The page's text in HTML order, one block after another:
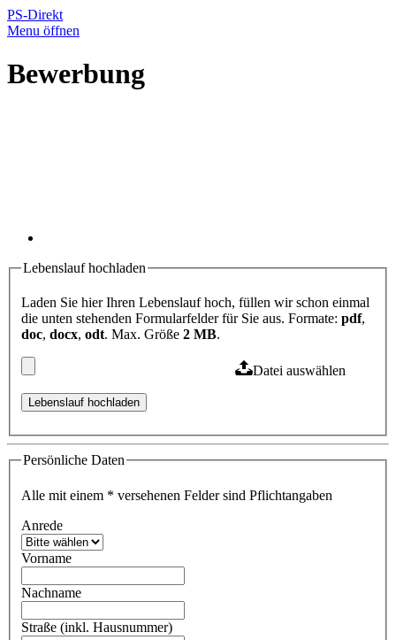
PS-Direkt
Menu öffnen
Bewerbung
Lebenslauf hochladen
Laden Sie hier Ihren Lebenslauf hoch, füllen wir schon einmal
die unten stehenden Formularfelder für Sie aus. Formate: pdf,
doc, docx, odt. Max. Größe 2 MB.
Datei auswählen
Persönliche Daten
Alle mit einem * versehenen Felder sind Pflichtangaben
Anrede
Vorname
Nachname
Straße (inkl. Hausnummer)